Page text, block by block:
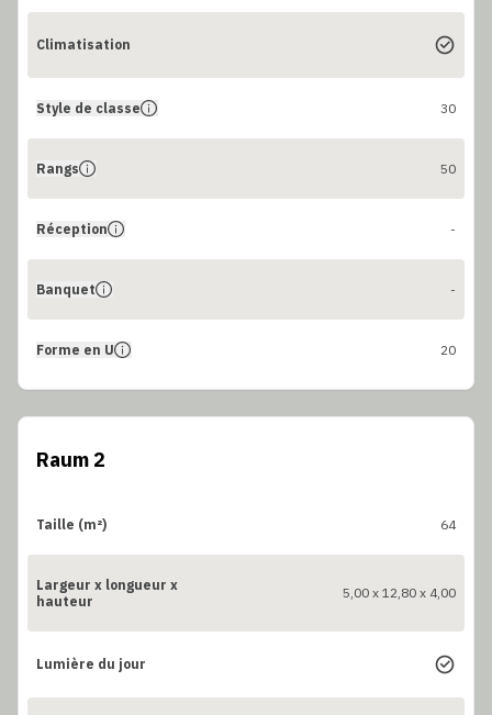
Climatisation
Style de classe 30
Rangs 50
Réception -
Banquet -
Forme en U 20
Raum 2
Taille (m²) 64
Largeur x longueur x
hauteur
5,00 x 12,80 x 4,00
Lumière du jour